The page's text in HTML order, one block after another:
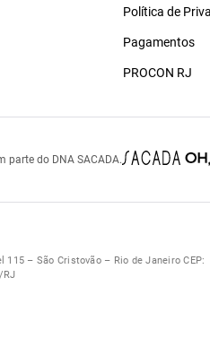
Política de
Pagamentos
PROCON RJ
parte do DNA SACADA.
115 – São Cristovão – Rio de Janeiro CEP:
RJ